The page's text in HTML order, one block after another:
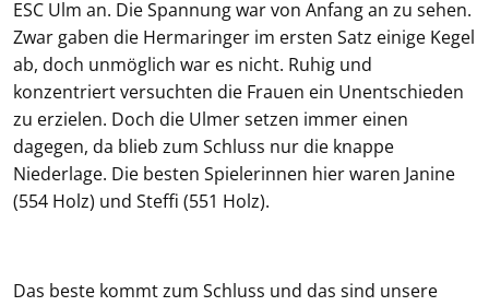
ESC Ulm an. Die Spannung war von Anfang an zu sehen.
Zwar gaben die Hermaringer im ersten Satz einige Kegel
ab, doch unmöglich war es nicht. Ruhig und
konzentriert versuchten die Frauen ein Unentschieden
zu erzielen. Doch die Ulmer setzen immer einen
dagegen, da blieb zum Schluss nur die knappe
Niederlage. Die besten Spielerinnen hier waren Janine
(554 Holz) und Steffi (551 Holz).
Das beste kommt zum Schluss und das sind unsere